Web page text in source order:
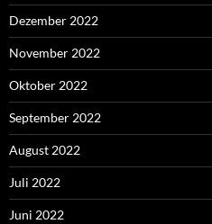
Dezember 2022
November 2022
Oktober 2022
September 2022
August 2022
Juli 2022
Juni 2022